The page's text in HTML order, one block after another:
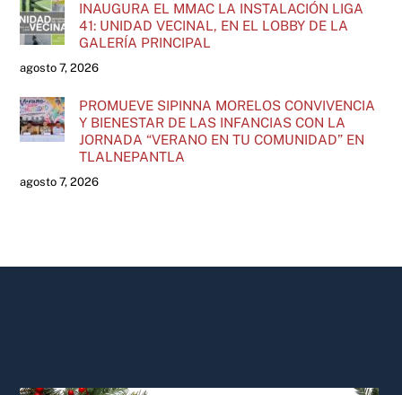
INAUGURA EL MMAC LA INSTALACIÓN LIGA
41: UNIDAD VECINAL, EN EL LOBBY DE LA
GALERÍA PRINCIPAL
agosto 7, 2026
PROMUEVE SIPINNA MORELOS CONVIVENCIA
Y BIENESTAR DE LAS INFANCIAS CON LA
JORNADA “VERANO EN TU COMUNIDAD” EN
TLALNEPANTLA
agosto 7, 2026